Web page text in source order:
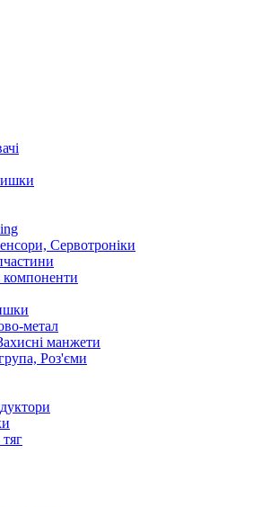
Сервотроніки
компоненти
метал
манжети
Роз'єми